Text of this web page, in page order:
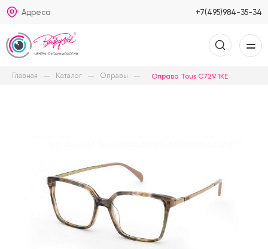
Адреса +7(495)984-35-34
Главная Каталог Оправы Оправа Tous C72V 1KE